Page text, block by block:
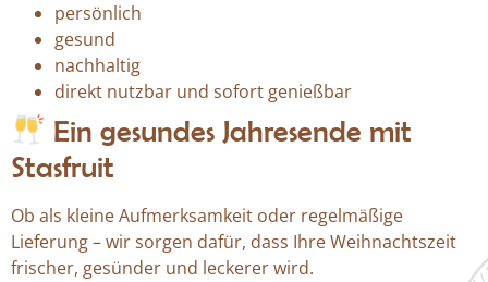
persönlich
gesund
nachhaltig
direkt nutzbar und sofort genießbar
Ein gesundes Jahresende mit
Stasfruit
Ob als kleine Aufmerksamkeit oder regelmäßige
Lieferung – wir sorgen dafür, dass Ihre Weihnachtszeit
frischer, gesünder und leckerer wird.